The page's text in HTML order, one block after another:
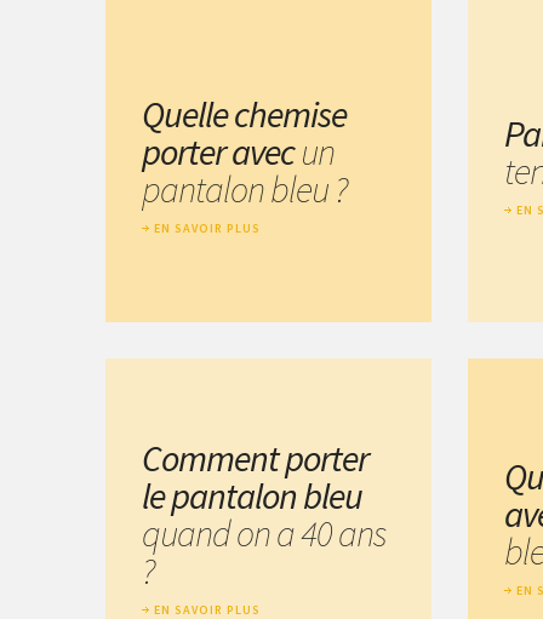
Quelle chemise
porter avecun
pantalon bleu ?
EN SAVOIR PLUS
EN
Comment porter
le pantalon bleu
quand on a 40 ans
?
EN SAVOIR PLUS
EN